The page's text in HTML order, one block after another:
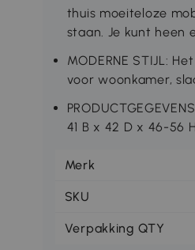
thuis moeiteloze
staan. Je kunt heen
MODERNE STIJL:
voor woonkamer,
41 B x 42 D x 46-56
Merk
SKU
Verpakking QTY